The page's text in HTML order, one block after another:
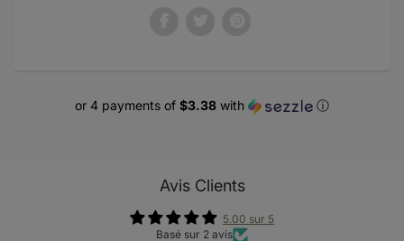
or 4 payments of $3.38 with ⓘ
Avis Clients
5.00 sur 5
Basé sur 2 avis